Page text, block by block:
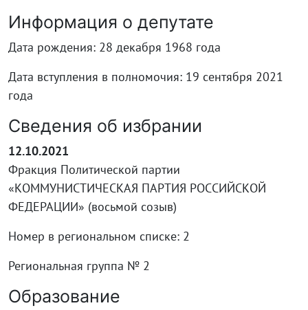
Информация о депутате
Дата рождения: 28 декабря 1968 года
Дата вступления в полномочия: 19 сентября 2021
года
Сведения об избрании
12.10.2021
Фракция Политической партии
«КОММУНИСТИЧЕСКАЯ ПАРТИЯ РОССИЙСКОЙ
ФЕДЕРАЦИИ» (восьмой созыв)
Номер в региональном списке: 2
Региональная группа № 2
Образование